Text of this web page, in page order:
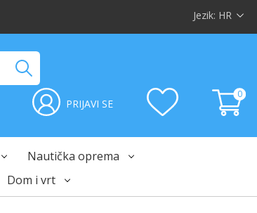
Jezik: HR
0
PRIJAVI SE
Nautička oprema
Dom i vrt